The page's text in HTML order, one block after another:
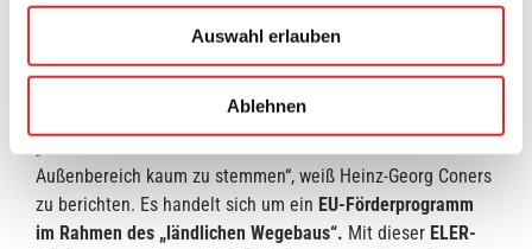
Auswahl erlauben
Ablehnen
wie umgesetzt“, freut sich der für die Betreuung der
Maßnahme zuständige Mitarbeiter des Gemeindebauamtes,
Heinz-Georg Coners. Aktuell hat er sich heute wieder ein
Bild vor Ort gemacht und die Baustelle besichtigt.
Außenbereich kaum zu stemmen“, weiß Heinz-Georg Coners
zu berichten. Es handelt sich um ein EU-Förderprogramm
im Rahmen des „ländlichen Wegebaus“. Mit dieser ELER-